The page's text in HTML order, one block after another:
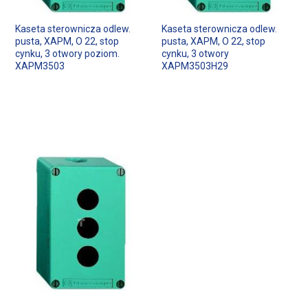
Kaseta sterownicza odlew.
pusta, XAPM, O 22, stop
cynku, 3 otwory poziom.
XAPM3503
Kaseta sterownicza odlew.
pusta, XAPM, O 22, stop
cynku, 3 otwory
XAPM3503H29